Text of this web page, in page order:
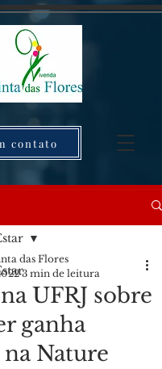
contato
UFRJ sobre
ganha
Nature
das Flores
3 min de leitura